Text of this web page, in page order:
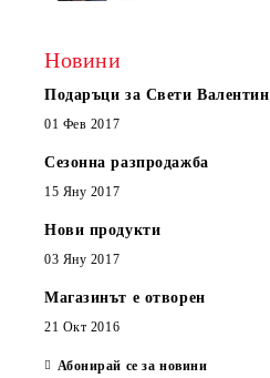
Новини
Подаръци за Свети Валентин
01 Фев 2017
Сезонна разпродажба
15 Яну 2017
Нови продукти
03 Яну 2017
Магазинът е отворен
21 Окт 2016
Абонирай се за новини